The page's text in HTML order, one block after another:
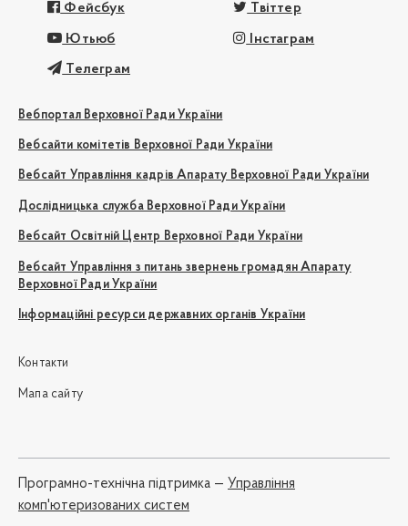
Фейсбук Твіттер
Ютьюб Інстаграм
Телеграм
Вебпортал Верховної Ради України
Вебсайти комітетів Верховної Ради України
Вебсайт Управління кадрів Апарату Верховної Ради України
Дослідницька служба Верховної Ради України
Вебсайт Освітній Центр Верховної Ради України
Вебсайт Управління з питань звернень громадян Апарату
Верховної Ради України
Інформаційні ресурси державних органів України
Контакти
Мапа сайту
Програмно-технічна підтримка — Управління
комп'ютеризованих систем